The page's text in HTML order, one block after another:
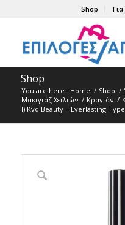
Shop
Shop
You are here: Home / Shop /
Μακιγιάζ Χειλιών / Κραγιόν /
l) Kvd Beauty – Everlasting